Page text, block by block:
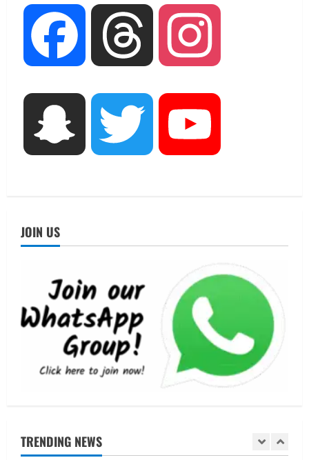
Facebook Threads
Snapchat Twitter
JOIN US
TRENDING NEWS
UTTARAKHAND NEWS
जिलाधिकारी/जिला निर्वाचन अधिकारी ने
सहसपुर विधानसभा क्षेत्र के पोलिंग बूथों का
August 6, 2026
UTTARAKHAND NEWS
तीलू रौतेली पुरस्कार के लिए 13 वीरांगनाओं का
चयन : रेखा आर्या
आयोजन
1
UTTARAKHAND NEWS
धामी कैबिनेट ने लिए कई महत्वपूर्ण निर्णय, अब
सामान्य वर्ग के पशुपालकों को भी गाय एवं भैंस
खरीद पर मिलेगा अनुदान, मजदूरी संहिता
नियमावली-2026 को मिली मंजूरी
August 7, 2026
2